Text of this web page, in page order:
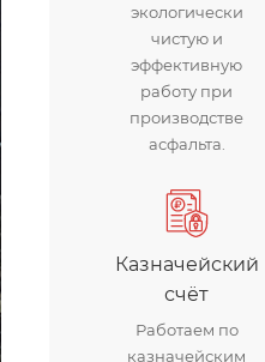
экологически
чистую и
эффективную
работу при
производстве
асфальта.
Казначейский
счёт
Работаем по
казначейским